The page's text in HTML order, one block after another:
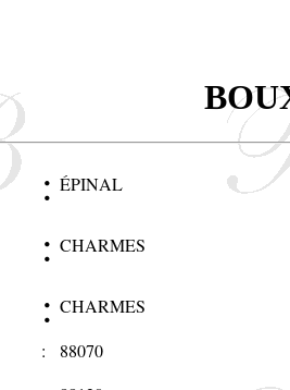
: ÉPINAL
: CHARMES
: CHARMES
:
88070